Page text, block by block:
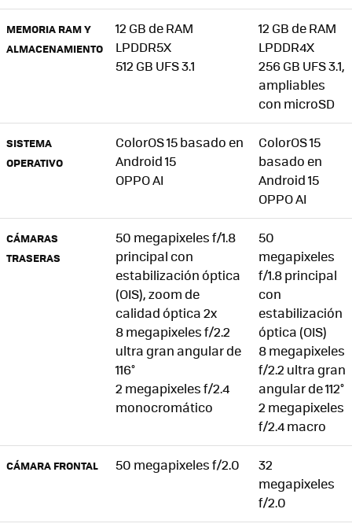
MEMORIA RAM Y
ALMACENAMIENTO
12 GB de RAM
LPDDR5X
512 GB UFS 3.1
12 GB de RAM
LPDDR4X
256 GB UFS 3.1,
ampliables
con microSD
SISTEMA
OPERATIVO
ColorOS 15 basado en
Android 15
OPPO AI
ColorOS 15
basado en
Android 15
OPPO AI
CÁMARAS
TRASERAS
50 megapixeles f/1.8
principal con
estabilización óptica
(OIS), zoom de
calidad óptica 2x
8 megapixeles f/2.2
ultra gran angular de
116°
2 megapixeles f/2.4
monocromático
50
megapixeles
f/1.8 principal
con
estabilización
óptica (OIS)
8 megapixeles
f/2.2 ultra gran
angular de 112°
2 megapixeles
f/2.4 macro
CÁMARA FRONTAL 50 megapixeles f/2.0
32
megapixeles
f/2.0